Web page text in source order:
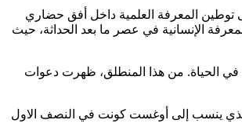
توطين المعرفة العلمية داخل أفق حضاري
الإنسانية في عصر ما بعد الحداثة، حيث
في الحياة. من هذا المنطلق، ظهرت دعوات
الذي ينسب إلى أوغست كونت في النصف الاول